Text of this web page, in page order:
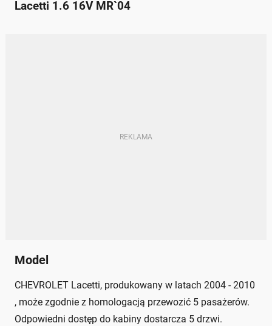
Lacetti 1.6 16V MR`04
Model
CHEVROLET Lacetti, produkowany w latach 2004 - 2010
, może zgodnie z homologacją przewozić 5 pasażerów.
Odpowiedni dostęp do kabiny dostarcza 5 drzwi.